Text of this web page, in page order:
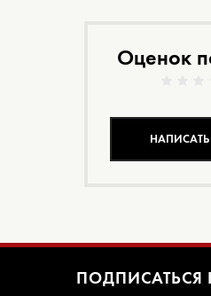
Оценок
ПОДПИСАТЬСЯ